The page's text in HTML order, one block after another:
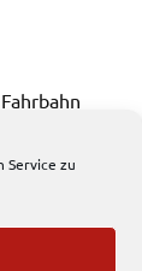
Service zu